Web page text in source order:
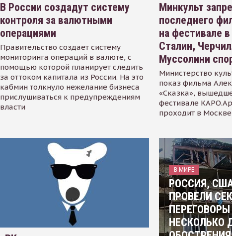
В России создадут систему
контроля за валютными
операциями
Правительство создает систему
мониторинга операций в валюте, с
помощью которой планирует следить
за оттоком капитала из России. На это
кабмин толкнуло нежелание бизнеса
прислушиваться к предупреждениям
власти
Минкульт
последнего
на фестивале
Сталин,
Муссолини
Министерство
показ фильма
«Сказка»,
фестивале
проходит в
В МИРЕ
РОССИЯ,
ПРОВЕЛИ
НЕСКОЛЬКО